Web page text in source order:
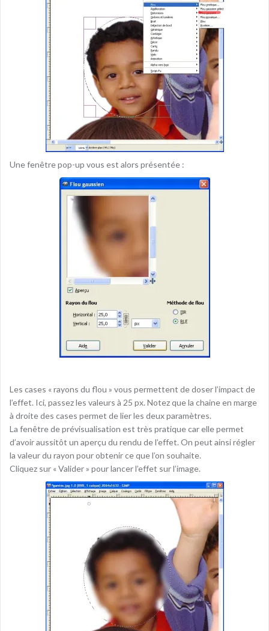
Une fenêtre pop-up vous est alors présentée :
Les cases « rayons du flou » vous permettent de doser l’impact de
l’effet. Ici, passez les valeurs à 25 px. Notez que la chaine en marge
à droite des cases permet de lier les deux paramètres.
La fenêtre de prévisualisation est très pratique car elle permet
d’avoir aussitôt un aperçu du rendu de l’effet. On peut ainsi régler
la valeur du rayon pour obtenir ce que l’on souhaite.
Cliquez sur « Valider » pour lancer l’effet sur l’image.